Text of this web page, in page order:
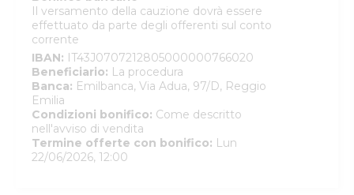
Il versamento della cauzione dovrà essere
effettuato da parte degli offerenti sul conto
corrente
IBAN: IT43J0707212805000000766020
Beneficiario: La procedura
Banca: Emilbanca, Via Adua, 97/D, Reggio
Emilia
Condizioni bonifico: Come descritto
nell'avviso di vendita
Termine offerte con bonifico: Lun
22/06/2026, 12:00